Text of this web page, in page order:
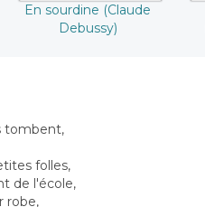
En sourdine (Claude
Debussy)
tombent,
folles,
de l'école,
robe,